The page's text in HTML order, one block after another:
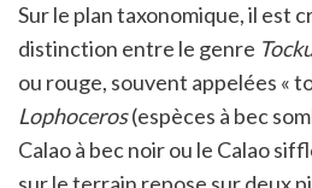
Sur le plan taxonomique, il est
distinction entre le genre
ou rouge, souvent appelées «
Lophoceros(espèces à bec
Calao à bec noir ou le Calao